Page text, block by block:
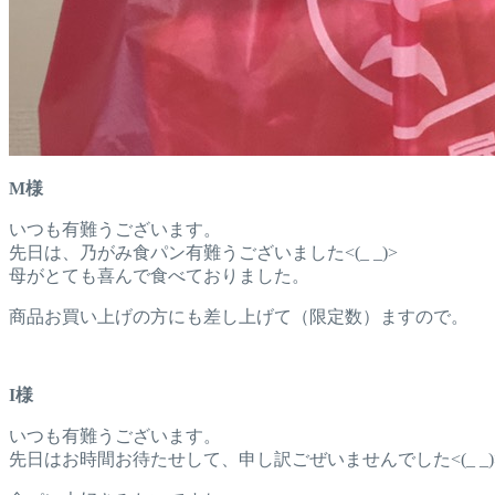
M様
いつも有難うございます。
先日は、乃がみ食パン有難うございました<(_ _)>
母がとても喜んで食べておりました。
商品お買い上げの方にも差し上げて（限定数）ますので。
I様
いつも有難うございます。
先日はお時間お待たせして、申し訳ごぜいませんでした<(_